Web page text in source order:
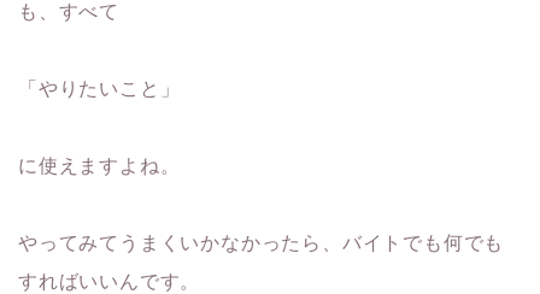
も、すべて
「やりたいこと」
に使えますよね。
やってみてうまくいかなかったら、バイトでも何でも
すればいいんです。